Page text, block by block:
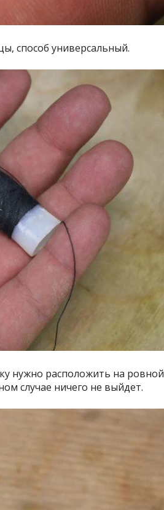
способ универсальный.
нужно расположить на ровной
случае ничего не выйдет.